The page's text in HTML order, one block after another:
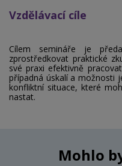
Vzdělávací cíle
Cílem semináře je
zprostředkovat praktické
své praxi efektivně
případná úskalí a možnosti
konfliktní situace, které
nastat.
Mohlo